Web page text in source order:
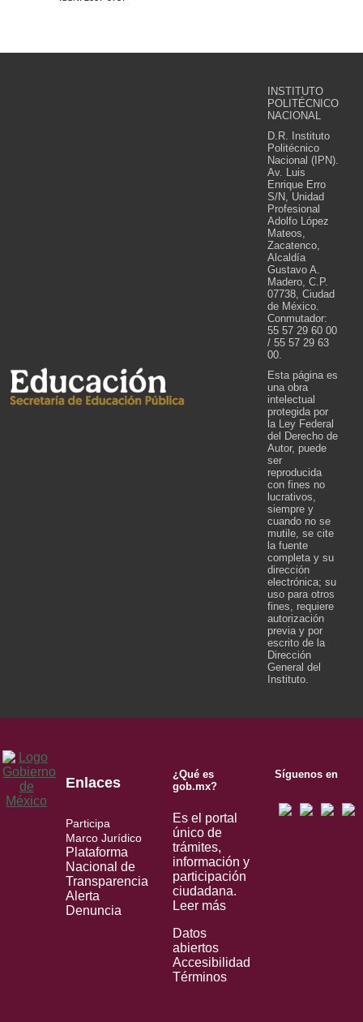
INSTITUTO
POLITÉCNICO
NACIONAL
D.R. Instituto
Politécnico
Nacional (IPN).
Av. Luis
Enrique Erro
S/N, Unidad
Profesional
Adolfo López
Mateos,
Zacatenco,
Alcaldía
Gustavo A.
Madero, C.P.
07738, Ciudad
de México.
Conmutador:
55 57 29 60 00
/ 55 57 29 63
00.
Esta página es
una obra
intelectual
protegida por
la Ley Federal
del Derecho de
Autor, puede
ser
reproducida
con fines no
lucrativos,
siempre y
cuando no se
mutile, se cite
la fuente
completa y su
dirección
electrónica; su
uso para otros
fines, requiere
autorización
previa y por
escrito de la
Dirección
General del
Instituto.
Enlaces
Participa
Marco Jurídico
Plataforma
Nacional de
Transparencia
Alerta
Denuncia
¿Qué es
gob.mx?
Es el portal
único de
trámites,
información y
participación
ciudadana.
Leer más
Datos
abiertos
Accesibilidad
Términos
Síguenos en